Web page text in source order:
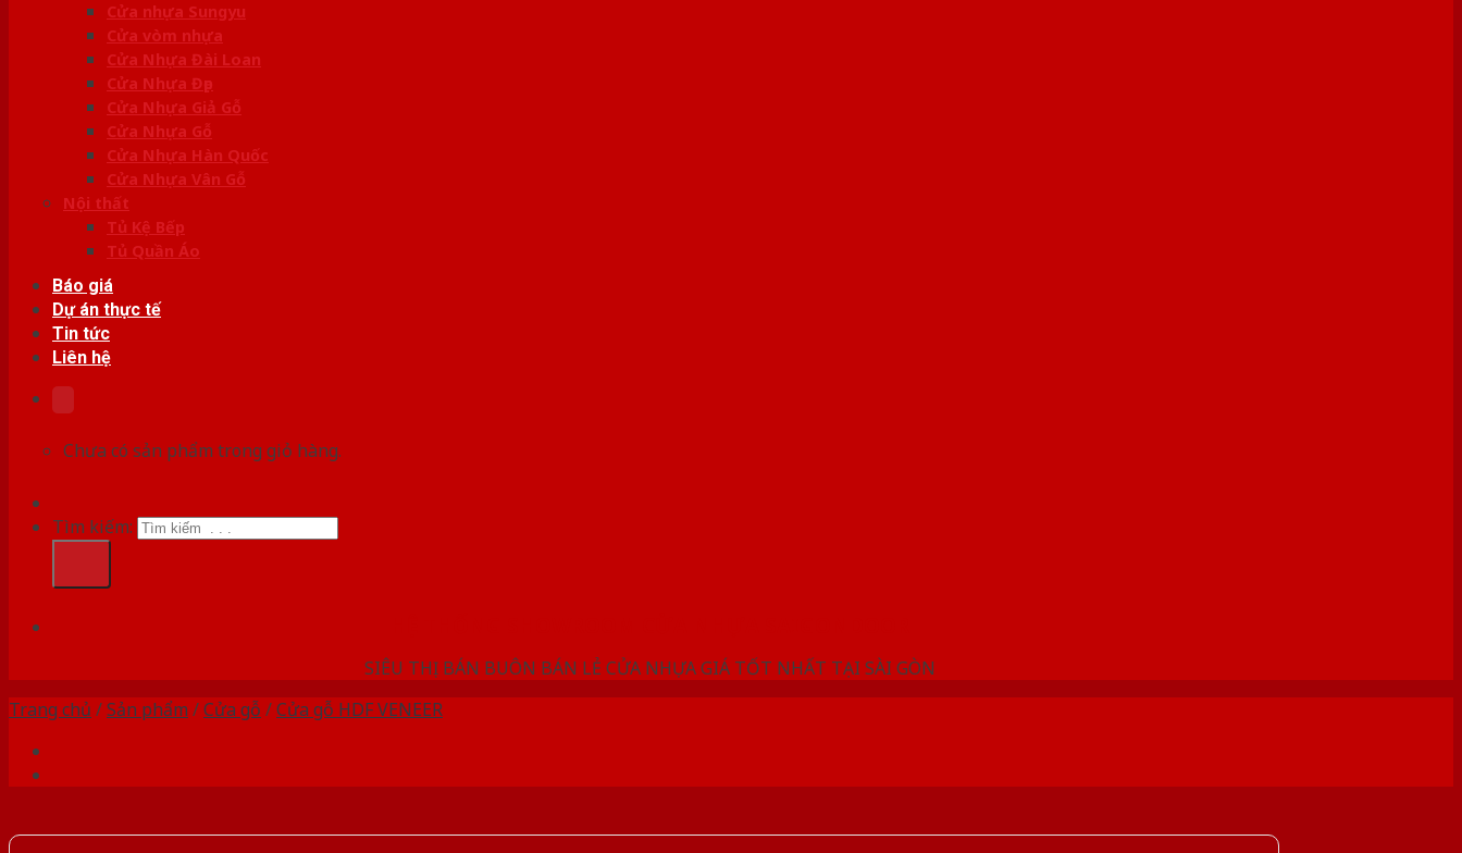
Cửa nhựa Sungyu
Cửa vòm nhựa
Cửa Nhựa Đài Loan
Cửa Nhựa Đẹp
Cửa Nhựa Giả Gỗ
Cửa Nhựa Gỗ
Cửa Nhựa Hàn Quốc
Cửa Nhựa Vân Gỗ
Nội thất
Tủ Kệ Bếp
Tủ Quần Áo
Báo giá
Dự án thực tế
Tin tức
Liên hệ
Chưa có sản phẩm trong giỏ hàng.
Tìm kiếm:
SIÊU THỊ BÁN BUÔN BÁN LẺ CỬA NHỰA GIÁ TỐT NHẤT TẠI SÀI GÒN
Trang chủ /Sản phẩm /Cửa gỗ /Cửa gỗ HDF VENEER